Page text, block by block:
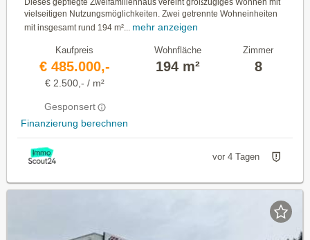
Dieses gepflegte Zweifamilienhaus vereint großzügiges Wohnen mit
vielseitigen Nutzungsmöglichkeiten. Zwei getrennte Wohneinheiten
mit insgesamt rund 194 m²... mehr anzeigen
Kaufpreis
€ 485.000,-
€ 2.500,- / m²
Gesponsert
Finanzierung berechnen
Wohnfläche
194 m²
Zimmer
8
vor 4 Tagen